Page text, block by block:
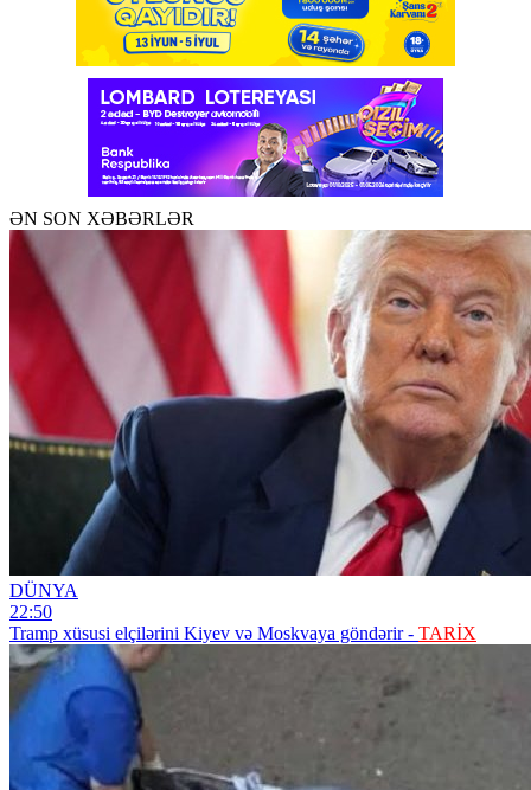
ƏN SON XƏBƏRLƏR
DÜNYA
22:50
Tramp xüsusi elçilərini Kiyev və Moskvaya göndərir - TARİX